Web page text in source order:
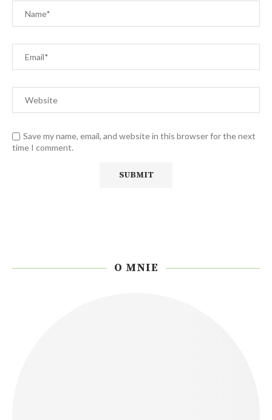
Save my name, email, and website in this browser for the next
time I comment.
O MNIE